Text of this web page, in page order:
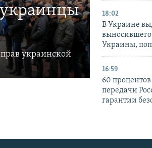
украинской
18:02
В Украине
Украины,
16:59
60
передачи
гарантии